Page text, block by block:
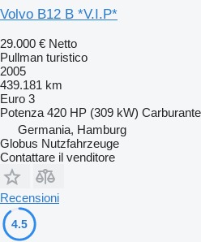
Volvo B12 B *V.I.P*
29.000 € Netto
Pullman turistico
2005
439.181 km
Euro 3
Potenza 420 HP (309 kW) Carburante
Germania, Hamburg
Globus Nutzfahrzeuge
Contattare il venditore
Recensioni
4.5